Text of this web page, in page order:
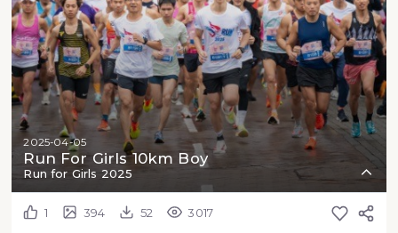
2025-04-05
Run For Girls 10km Boy
Run for Girls 2025
1 394 52 3017